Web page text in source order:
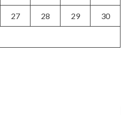
27 28 29 30